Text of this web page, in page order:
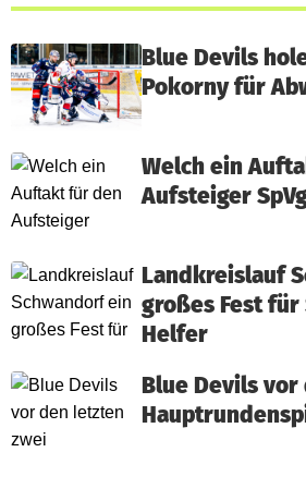
Blue Devils
Pokorny für
Welch ein
Aufsteiger
Landkreislauf
großes Fest
Helfer
Blue Devils